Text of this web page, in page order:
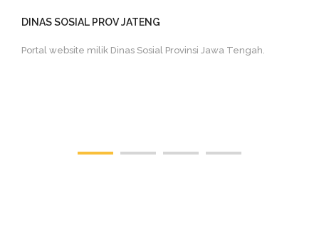
DINAS SOSIAL PROV JATENG
Portal website milik Dinas Sosial Provinsi Jawa Tengah.